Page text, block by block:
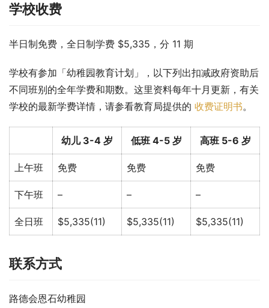
学校收费
半日制免费，全日制学费 $5,335，分 11 期
学校有参加「幼稚园教育计划」，以下列出扣减政府资助后
不同班别的全年学费和期数。这里资料每年十月更新，有关
学校的最新学费详情，请参看教育局提供的 收费证明书。
幼儿 3-4 岁 低班 4-5 岁 高班 5-6 岁
上午班 免费 免费 免费
下午班 – – –
全日班 $5,335(11) $5,335(11) $5,335(11)
联系方式
路德会恩石幼稚园